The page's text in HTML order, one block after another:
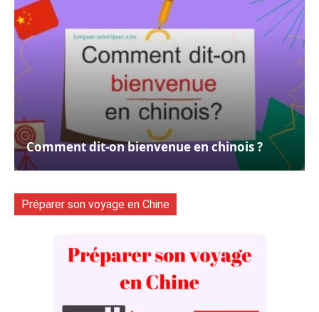
Comment dit-on bienvenue en chinois ?
Préparer son voyage en Chine